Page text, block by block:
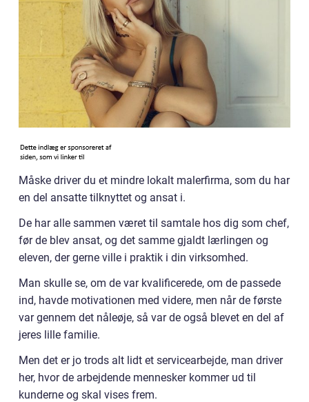
Måske driver du et mindre lokalt malerfirma, som du har
en del ansatte tilknyttet og ansat i.
De har alle sammen været til samtale hos dig som chef,
før de blev ansat, og det samme gjaldt lærlingen og
eleven, der gerne ville i praktik i din virksomhed.
Man skulle se, om de var kvalificerede, om de passede
ind, havde motivationen med videre, men når de første
var gennem det nåleøje, så var de også blevet en del af
jeres lille familie.
Men det er jo trods alt lidt et servicearbejde, man driver
her, hvor de arbejdende mennesker kommer ud til
kunderne og skal vises frem.